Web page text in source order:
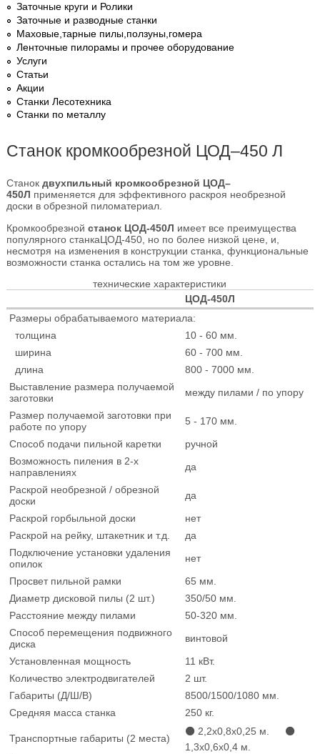
Заточные круги и Ролики
Заточные и разводные станки
Маховые,тарные пилы,ползуны,гомера
Ленточные пилорамы и прочее оборудование
Услуги
Статьи
Акции
Станки Лесотехника
Станки по металлу
Станок кромкообрезной ЦОД–450 Л
Станок двухпильный кромкообрезной ЦОД–
450Л применяется для эффективного раскроя необрезной
доски в обрезной пиломатериал.
Кромкообрезной станок ЦОД-450Л имеет все преимущества
популярного станкаЦОД-450, но по более низкой цене, и,
несмотря на изменения в конструкции станка, функциональные
возможности станка остались на том же уровне.
технические характеристики
ЦОД-450Л
Размеры обрабатываемого материала:
толщина
10 - 60 мм.
ширина
60 - 700 мм.
длина
800 - 7000 мм.
Выставление раз­мера получаемой
заготовки
между пилами / по упору
Размер получаемой заготовки при
работе по упору
5 - 170 мм.
Способ подачи пильной каретки
ручной
Возможность пиления в 2-х
направлениях
да
Раскрой необрезной / обрезной
доски
да
Раскрой горбыльной доски
нет
Раскрой на рейку, штакетник и т.д.
да
Подключение установки удаления
опилок
нет
Просвет пильной рамки
65 мм.
Диаметр дисковой пилы (2 шт.)
350/50 мм.
Расстояние между пилами
50-320 мм.
Способ перемещения подвижного
диска
винтовой
Установленная мощность
11 кВт.
Количество электродвигателей
2 шт.
Габариты (Д/Ш/В)
8500/1500/1080 мм.
Средняя масса станка
250 кг.
Транспортные габариты (2 места)
⚫ 2,2х0,8х0,25 м. ⚫
1,3х0,6х0,4 м.